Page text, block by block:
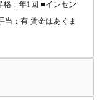
：年1回 ■インセン
当：有 賃金はあくま